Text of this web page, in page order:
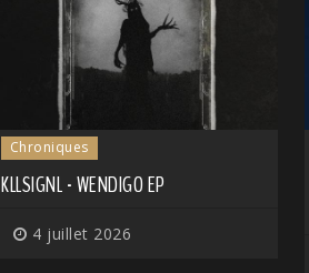
Chroniques
KLLSIGNL - WENDIGO EP
4 juillet 2026